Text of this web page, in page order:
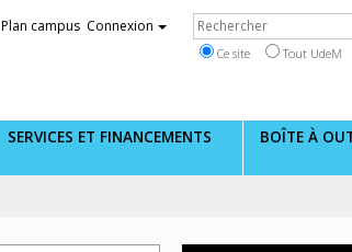
Plan campus Connexion Rechercher
Ce site Tout UdeM
SERVICES ET FINANCEMENTS BOÎTE À